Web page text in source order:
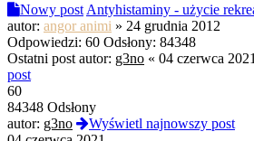
Nowy post Antyhistaminy - użycie
autor: angor animi » 24 grudnia 2012
Odpowiedzi: 60 Odsłony: 84348
Ostatni post autor: g3no « 04 czerwca 2021
post
60
84348 Odsłony
autor: g3no
Wyświetl najnowszy post